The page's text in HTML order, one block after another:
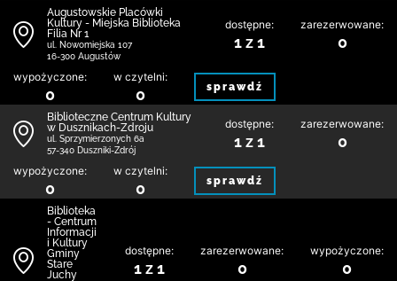
Augustowskie Placówki
Kultury - Miejska Biblioteka
Filia Nr 1
ul. Nowomiejska 107
16-300 Augustów
dostępne:
1 z 1
zarezerwowane:
0
wypożyczone:
0
w czytelni:
0 sprawdź
Biblioteczne Centrum Kultury
w Dusznikach-Zdroju
ul. Sprzymierzonych 6a
57-340 Duszniki-Zdrój
dostępne:
1 z 1
zarezerwowane:
0
wypożyczone:
0
w czytelni:
0 sprawdź
Biblioteka
- Centrum
Informacji
i Kultury
Gminy
Stare
Juchy
dostępne:
1 z 1
zarezerwowane:
0
wypożyczone:
0